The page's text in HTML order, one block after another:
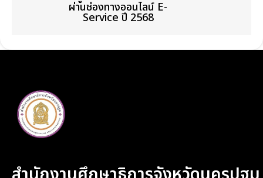
ผ่านช่องทางออนไลน์ E-
Service ปี 2568